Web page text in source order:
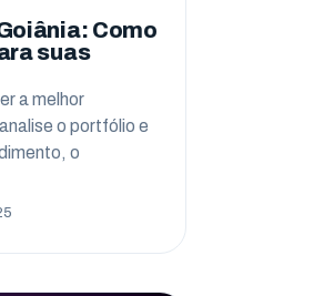
Como
suas
a melhor
o portfólio e
o